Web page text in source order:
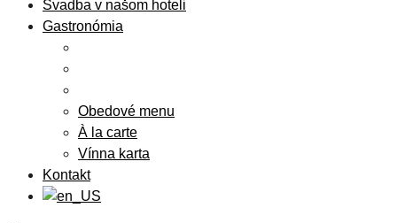
Svadba v našom hoteli
Gastronómia
Obedové menu
À la carte
Vínna karta
Kontakt